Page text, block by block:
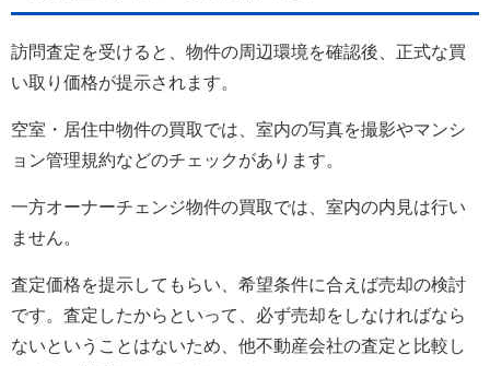
訪問査定を受けると、物件の周辺環境を確認後、正式な買
い取り価格が提示されます。
空室・居住中物件の買取では、室内の写真を撮影やマンシ
ョン管理規約などのチェックがあります。
一方オーナーチェンジ物件の買取では、室内の内見は行い
ません。
査定価格を提示してもらい、希望条件に合えば売却の検討
です。査定したからといって、必ず売却をしなければなら
ないということはないため、他不動産会社の査定と比較し